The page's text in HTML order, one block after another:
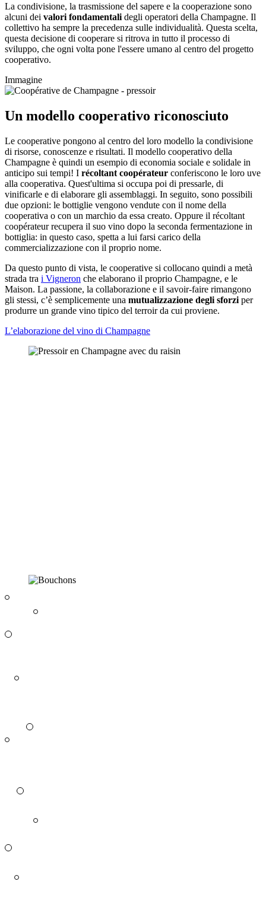
La condivisione, la trasmissione del sapere e la cooperazione sono
alcuni dei valori fondamentali degli operatori della Champagne. Il
collettivo ha sempre la precedenza sulle individualità. Questa scelta,
questa decisione di cooperare si ritrova in tutto il processo di
sviluppo, che ogni volta pone l'essere umano al centro del progetto
cooperativo.
Immagine
Un modello cooperativo riconosciuto
Le cooperative pongono al centro del loro modello la condivisione
di risorse, conoscenze e risultati. Il modello cooperativo della
Champagne è quindi un esempio di economia sociale e solidale in
anticipo sui tempi! I récoltant coopérateur conferiscono le loro uve
alla cooperativa. Quest'ultima si occupa poi di pressarle, di
vinificarle e di elaborare gli assemblaggi. In seguito, sono possibili
due opzioni: le bottiglie vengono vendute con il nome della
cooperativa o con un marchio da essa creato. Oppure il récoltant
coopérateur recupera il suo vino dopo la seconda fermentazione in
bottiglia: in questo caso, spetta a lui farsi carico della
commercializzazione con il proprio nome.
Da questo punto di vista, le cooperative si collocano quindi a metà
strada tra i Vigneron che elaborano il proprio Champagne, e le
Maison. La passione, la collaborazione e il savoir-faire rimangono
gli stessi, c’è semplicemente una mutualizzazione degli sforzi per
produrre un grande vino tipico del terroir da cui proviene.
L’elaborazione del vino di Champagne